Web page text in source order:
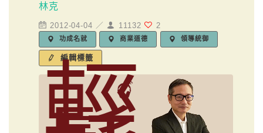
林克
2012-04-04 ／ 11132 2
功成名就 商業道德 領導統御
編輯標籤
輕